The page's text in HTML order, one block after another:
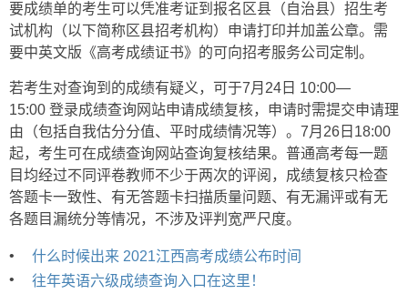
要成绩单的考生可以凭准考证到报名区县（自治县）招生考
试机构（以下简称区县招考机构）申请打印并加盖公章。需
要中英文版《高考成绩证书》的可向招考服务公司定制。
若考生对查询到的成绩有疑义，可于7月24日 10:00—
15:00 登录成绩查询网站申请成绩复核，申请时需提交申请理
由（包括自我估分分值、平时成绩情况等）。7月26日18:00
起，考生可在成绩查询网站查询复核结果。普通高考每一题
目均经过不同评卷教师不少于两次的评阅，成绩复核只检查
答题卡一致性、有无答题卡扫描质量问题、有无漏评或有无
各题目漏统分等情况，不涉及评判宽严尺度。
•
什么时候出来 2021江西高考成绩公布时间
•
往年英语六级成绩查询入口在这里！